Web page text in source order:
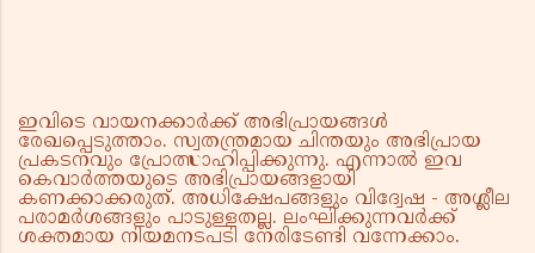
ഇവിടെ വായനക്കാർക്ക് അഭിപ്രായങ്ങൾ
രേഖപ്പെടുത്താം. സ്വതന്ത്രമായ ചിന്തയും അഭിപ്രായ
പ്രകടനവും പ്രോത്സാഹിപ്പിക്കുന്നു. എന്നാൽ ഇവ
കെവാർത്തയുടെ അഭിപ്രായങ്ങളായി
കണക്കാക്കരുത്. അധിക്ഷേപങ്ങളും വിദ്വേഷ - അശ്ലീല
പരാമർശങ്ങളും പാടുള്ളതല്ല. ലംഘിക്കുന്നവർക്ക്
ശക്തമായ നിയമനടപടി നേരിടേണ്ടി വന്നേക്കാം.